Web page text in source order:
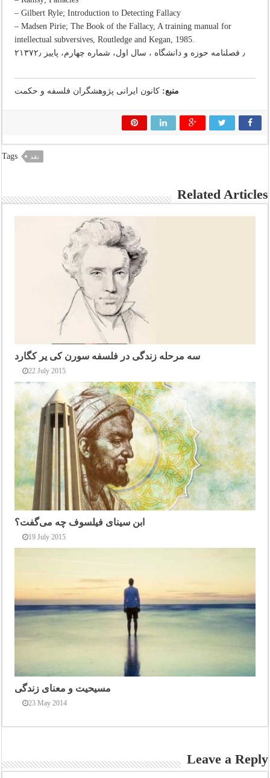
– Gilbert Ryle; Introduction to Detecting Fallacy
– Madsen Pirie; The Book of the Fallacy, A training manual for
intellectual subversives, Routledge and Kegan, 1985.
۲٫ فصلنامه‌ حوزه‌ و دانشگاه‌ ، سال‌ اول‌، شماره‌ چهارم‌، پاییز ۱۳۷۲٫
منبع: کانون ایرانی پژوهشگران فلسفه و حکمت
Tags نقد
Related Articles
سه مرحله زندگی در فلسفه سورن کی یر کگارد
22 July 2015
ابن سینای فیلسوف چه می‌گفت؟
19 July 2015
مسیحیت و معنای زندگی
23 May 2014
Leave a Reply